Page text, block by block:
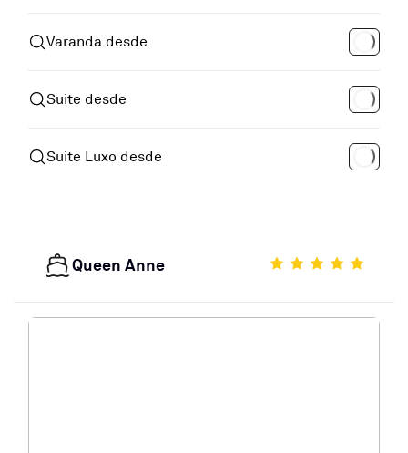
Varanda desde
Suite desde
Suite Luxo desde
Queen Anne